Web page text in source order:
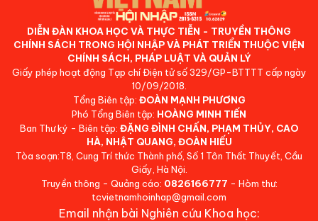
DIỄN ĐÀN KHOA HỌC VÀ THỰC TIỄN - TRUYỀN THÔNG
CHÍNH SÁCH TRONG HỘI NHẬP VÀ PHÁT TRIỂN THUỘC VIỆN
CHÍNH SÁCH, PHÁP LUẬT VÀ QUẢN LÝ
Giấy phép hoạt động Tạp chí Điện tử số 329/GP-BTTTT cấp ngày
10/09/2018.
Tổng Biên tập: ĐOÀN MẠNH PHƯƠNG
Phó Tổng Biên tập: HOÀNG MINH TIẾN
Ban Thư ký - Biên tập: ĐẶNG ĐÌNH CHẤN, PHẠM THỦY, CAO
HÀ, NHẬT QUANG, ĐOÀN HIẾU
Tòa soạn:T8, Cung Trí thức Thành phố, Số 1 Tôn Thất Thuyết, Cầu
Giấy, Hà Nội.
Truyền thông - Quảng cáo: 0826166777 - Hòm thư:
tcvietnamhoinhap@gmail.com
Email nhận bài Nghiên cứu Khoa học: